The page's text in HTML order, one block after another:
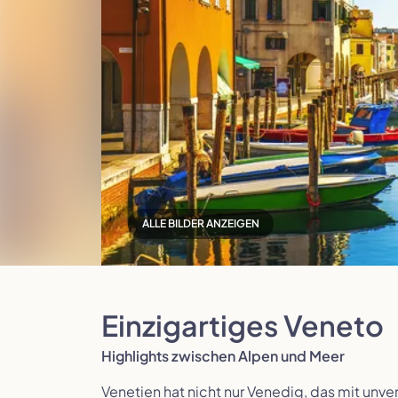
Polen Portugal
Slowenien Spanien
ALLE BILDER ANZEIGEN
Einzigartiges Veneto
Highlights zwischen Alpen und Meer
Venetien hat nicht nur Venedig, das mit